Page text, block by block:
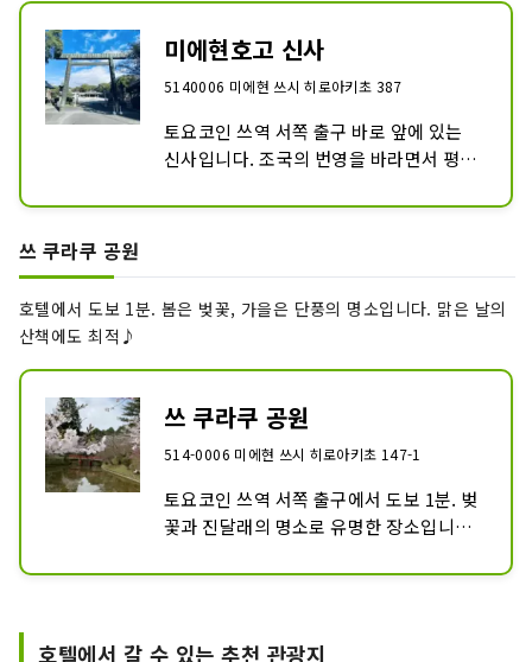
미에현호고 신사
5140006 미에현 쓰시 히로아키초 387
토요코인 쓰역 서쪽 출구 바로 앞에 있는
신사입니다. 조국의 번영을 바라면서 평화
야스쿠니 신사, 호쿠니 신사이며, 그 중에
참배・기도 외에, 연간 제전으로서, 5월의
단오의 절구에는 코이노보리가 장식되어,
고리를 빠져나가면서 반년간의 죄・사위
를 지불합니다.
8월에는 『미타마 축제』가 열립니다. 경
내에 약 6000등의 제등・행등을 내걸고
영령의 참깨를 진정시키는 여름 축제입니
다. 축제의 모습은 호텔의 객실에서도 볼
수 있습니다.
그 밖에도, 달마다 대신하는 御朱印도 유
쓰 쿠라쿠 공원
호텔에서 도보 1분. 봄은 벚꽃, 가을은 단풍의 명소입니다. 맑은 날의
산책에도 최적♪
쓰 쿠라쿠 공원
514-0006 미에현 쓰시 히로아키초 147-1
토요코인 쓰역 서쪽 출구에서 도보 1분. 벚
꽃과 진달래의 명소로 유명한 장소입니다.
약 3000주의 진달래가 있어, 봄은 꽃놀이
호텔에서 갈 수 있는 추천 관광지